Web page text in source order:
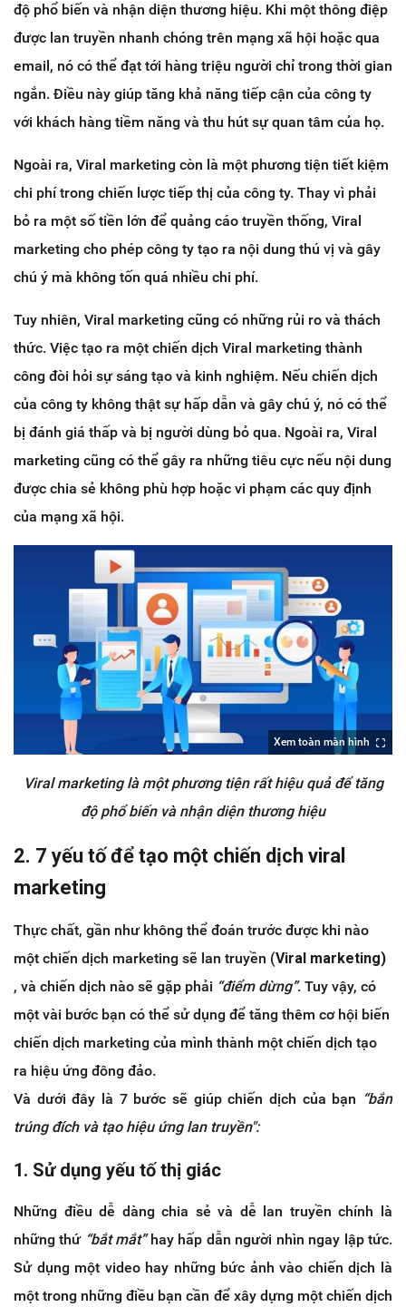
độ phổ biến và nhận diện thương hiệu. Khi một thông điệp
được lan truyền nhanh chóng trên mạng xã hội hoặc qua
email, nó có thể đạt tới hàng triệu người chỉ trong thời gian
ngắn. Điều này giúp tăng khả năng tiếp cận của công ty
với khách hàng tiềm năng và thu hút sự quan tâm của họ.
Ngoài ra, Viral marketing còn là một phương tiện tiết kiệm
chi phí trong chiến lược tiếp thị của công ty. Thay vì phải
bỏ ra một số tiền lớn để quảng cáo truyền thống, Viral
marketing cho phép công ty tạo ra nội dung thú vị và gây
chú ý mà không tốn quá nhiều chi phí.
Tuy nhiên, Viral marketing cũng có những rủi ro và thách
thức. Việc tạo ra một chiến dịch Viral marketing thành
công đòi hỏi sự sáng tạo và kinh nghiệm. Nếu chiến dịch
của công ty không thật sự hấp dẫn và gây chú ý, nó có thể
bị đánh giá thấp và bị người dùng bỏ qua. Ngoài ra, Viral
marketing cũng có thể gây ra những tiêu cực nếu nội dung
được chia sẻ không phù hợp hoặc vi phạm các quy định
của mạng xã hội.
Xem toàn màn hình
Viral marketing là một phương tiện rất hiệu quả để tăng
độ phổ biến và nhận diện thương hiệu
2. 7 yếu tố để tạo một chiến dịch viral
marketing
Thực chất, gần như không thể đoán trước được khi nào
một chiến dịch marketing sẽ lan truyền (Viral marketing)
, và chiến dịch nào sẽ gặp phải “điểm dừng”. Tuy vậy, có
một vài bước bạn có thể sử dụng để tăng thêm cơ hội biến
chiến dịch marketing của mình thành một chiến dịch tạo
ra hiệu ứng đông đảo.
Và dưới đây là 7 bước sẽ giúp chiến dịch của bạn “bắn
trúng đích và tạo hiệu ứng lan truyền":
1. Sử dụng yếu tố thị giác
Những điều dễ dàng chia sẻ và dễ lan truyền chính là
những thứ“bắt mắt”hay hấp dẫn người nhìn ngay lập tức.
Sử dụng một video hay những bức ảnh vào chiến dịch là
một trong những điều bạn cần để xây dựng một chiến dịch